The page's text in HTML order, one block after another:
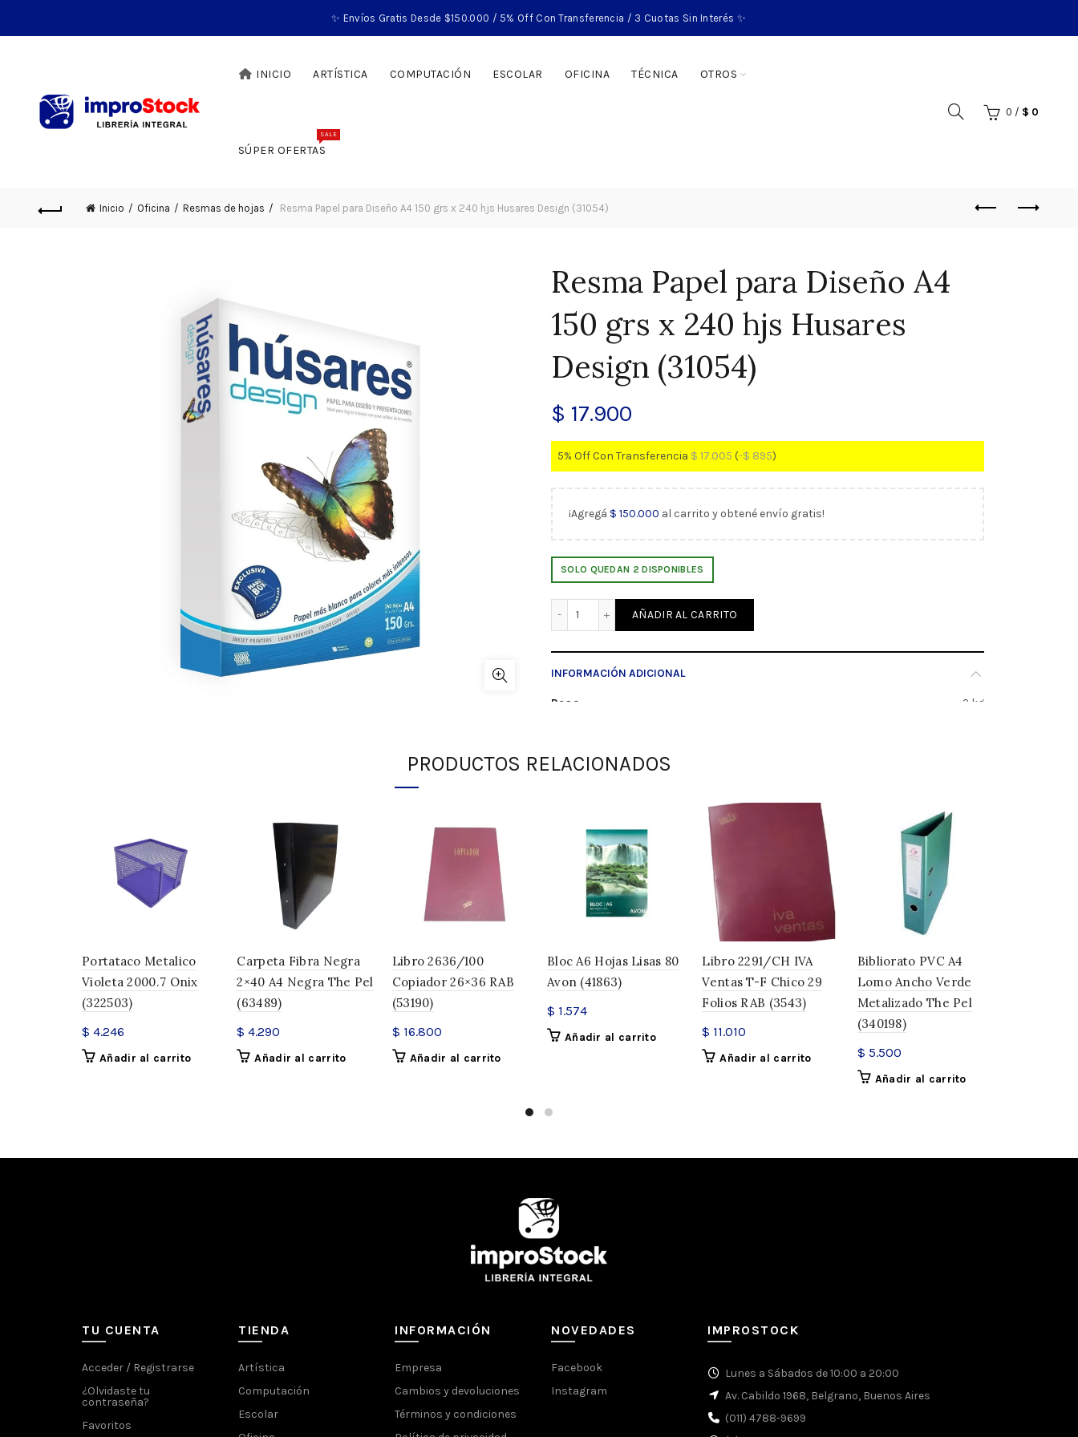
✨ Envíos Gratis Desde $150.000 / 5% Off Con Transferencia / 3 Cuotas Sin Interés ✨
INICIO ARTÍSTICA COMPUTACIÓN ESCOLAR OFICINA TÉCNICA OTROS
SÚPER OFERTAS
SALE
0 / $ 0
Inicio Oficina Resmas de hojas Resma Papel para Diseño A4 150 grs x 240 hjs Husares Design (31054)
Resma Papel para Diseño A4
150 grs x 240 hjs Husares
Design (31054)
$ 17.900
5% Off Con Transferencia $ 17.005 (-$ 895)
¡Agregá $ 150.000 al carrito y obtené envío gratis!
SOLO QUEDAN 2 DISPONIBLES
Resma Papel para Diseño A4 150 grs x 240 hjs Husares Design (31054) cantidad
AÑADIR AL CARRITO
INFORMACIÓN ADICIONAL
Peso 2 kg
Destacados oficina , Oficina Resmas de hojas
Compartir
PRODUCTOS RELACIONADOS
Portataco Metalico
Violeta 2000.7 Onix
(322503)
$ 4.246
Añadir al carrito
Carpeta Fibra Negra
2×40 A4 Negra The Pel
(63489)
$ 4.290
Añadir al carrito
Libro 2636/100
Copiador 26×36 RAB
(53190)
$ 16.800
Añadir al carrito
Bloc A6 Hojas Lisas 80
Avon (41863)
$ 1.574
Añadir al carrito
Libro 2291/CH IVA
Ventas T-F Chico 29
Folios RAB (3543)
$ 11.010
Añadir al carrito
Bibliorato PVC A4
Lomo Ancho Verde
Metalizado The Pel
(340198)
$ 5.500
Añadir al carrito
TU CUENTA
Acceder / Registrarse
¿Olvidaste tu
contraseña?
Favoritos
TIENDA
Artística
Computación
Escolar
INFORMACIÓN
Empresa
Cambios y devoluciones
Términos y condiciones
NOVEDADES
Facebook
Instagram
IMPROSTOCK
Lunes a Sábados de 10:00 a 20:00
Av. Cabildo 1968, Belgrano, Buenos Aires
(011) 4788-9699